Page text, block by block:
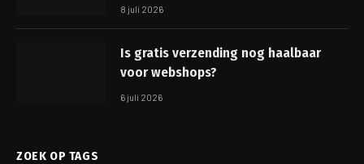
8 juli 2026
Is gratis verzending nog haalbaar
voor webshops?
6 juli 2026
ZOEK OP TAGS